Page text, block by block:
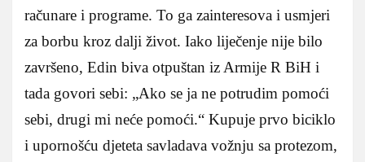
računare i programe. To ga zainteresova i usmjeri
za borbu kroz dalji život. Iako liječenje nije bilo
završeno, Edin biva otpuštan iz Armije R BiH i
tada govori sebi: „Ako se ja ne potrudim pomoći
sebi, drugi mi neće pomoći.“ Kupuje prvo biciklo
i upornošću djeteta savladava vožnju sa protezom,